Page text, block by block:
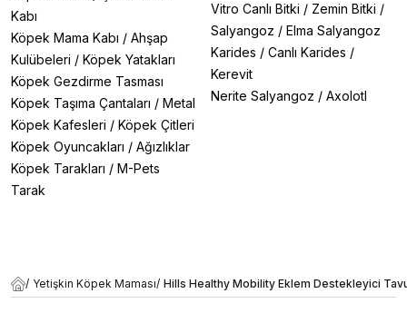
Kabı
Köpek Mama Kabı / Ahşap
Kulübeleri / Köpek Yatakları
Köpek Gezdirme Tasması
Köpek Taşıma Çantaları / Metal
Köpek Kafesleri / Köpek Çitleri
Köpek Oyuncakları / Ağızlıklar
Köpek Tarakları / M-Pets
Tarak
Vitro Canlı Bitki / Zemin Bitki /
Salyangoz / Elma Salyangoz
Karides / Canlı Karides /
Kerevit
Nerite Salyangoz / Axolotl
/ Yetişkin Köpek Maması/ Hills Healthy Mobility Eklem Destekleyici